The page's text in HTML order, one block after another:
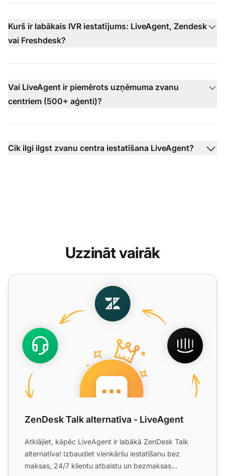
Kurš ir labākais IVR iestatījums: LiveAgent, Zendesk
vai Freshdesk?
Vai LiveAgent ir piemērots uzņēmuma zvanu
centriem (500+ aģenti)?
Cik ilgi ilgst zvanu centra iestatīšana LiveAgent?
Uzzināt vairāk
ZenDesk Talk alternatīva - LiveAgent
ZenDesk Talk alternatīva - LiveAgent
Atklājiet, kāpēc LiveAgent ir labākā ZenDesk Talk
alternatīva! Izbaudiet vienkāršu iestatīšanu bez
maksas, 24/7 klientu atbalstu un bezmaksas